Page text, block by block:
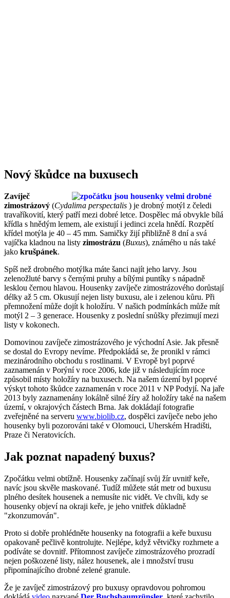
Nový škůdce na buxusech
Zavíječ
zimostrázový (Cydalima perspectalis ) je drobný motýl z čeledi
travaříkovití, který patří mezi dobré letce. Dospělec má obvykle bílá
křídla s hnědým lemem, ale existují i jedinci zcela hnědí. Rozpětí
křídel motýla je 40 – 45 mm. Samičky žijí přibližně 8 dní a svá
vajíčka kladnou na listy zimostrázu (Buxus), známého u nás také
jako krušpánek.
Spíš než drobného motýlka máte šanci najít jeho larvy. Jsou
zelenožluté barvy s černými pruhy a bílými puntíky s nápadně
lesklou černou hlavou. Housenky zavíječe zimostrázového dorůstají
délky až 5 cm. Okusují nejen listy buxusu, ale i zelenou kůru. Při
přemnožení může dojít k holožíru. V našich podmínkách může mít
motýl 2 – 3 generace. Housenky z poslední snůšky přezimují mezi
listy v kokonech.
Domovinou zavíječe zimostrázového je východní Asie. Jak přesně
se dostal do Evropy nevíme. Předpokládá se, že pronikl v rámci
mezinárodního obchodu s rostlinami. V Evropě byl poprvé
zaznamenán v Porýní v roce 2006, kde již v následujícím roce
způsobil místy holožíry na buxusech. Na našem území byl poprvé
výskyt tohoto škůdce zaznamenán v roce 2011 v NP Podyjí. Na jaře
2013 byly zaznamenány lokálně silné žíry až holožíry také na našem
území, v okrajových částech Brna. Jak dokládají fotografie
zveřejněné na serveru www.biolib.cz, dospělci zavíječe nebo jeho
housenky byli pozorováni také v Olomouci, Uherském Hradišti,
Praze či Neratovicích.
Jak poznat napadený buxus?
Zpočátku velmi obtížně. Housenky začínají svůj žír uvnitř keře,
navíc jsou skvěle maskované. Tudíž můžete stát metr od buxusu
plného desítek housenek a nemusíte nic vidět. Ve chvíli, kdy se
housenky objeví na okraji keře, je jeho vnitřek důkladně
"zkonzumován".
Proto si dobře prohlédněte housenky na fotografii a keře buxusu
opakovaně pečlivě kontrolujte. Nejlépe, když větvičky rozhrnete a
podíváte se dovnitř. Přítomnost zavíječe zimostrázového prozradí
nejen poškozené listy, nález housenek, ale i množství trusu
připomínajícího drobné zelené granule.
Že je zavíječ zimostrázový pro buxusy opravdovou pohromou